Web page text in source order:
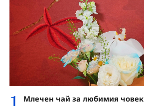
1 Млечен чай за любимия човек